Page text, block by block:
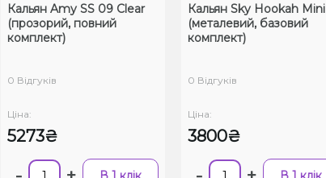
Кальян Amy SS 09 Clear
(прозорий, повний
комплект)
0 Відгуків
Ціна:
5273₴
Кальян Sky Hookah Mini
(металевий, базовий
комплект)
0 Відгуків
Ціна:
3800₴